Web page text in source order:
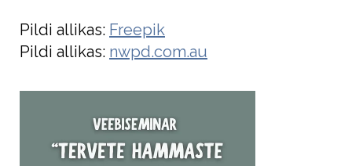
Pildi allikas: Freepik
Pildi allikas: nwpd.com.au